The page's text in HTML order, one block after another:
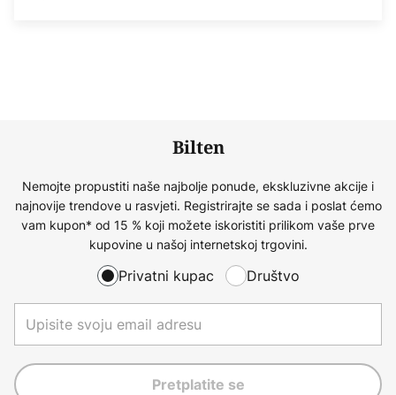
Bilten
Nemojte propustiti naše najbolje ponude, ekskluzivne akcije i
najnovije trendove u rasvjeti. Registrirajte se sada i poslat ćemo
vam kupon* od 15 % koji možete iskoristiti prilikom vaše prve
kupovine u našoj internetskoj trgovini.
Privatni kupac Društvo
Pretplatite se